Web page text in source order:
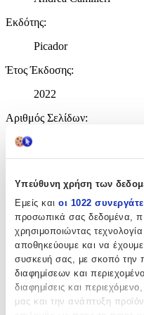
Υπεύθυνη χρήση των
Εμείς και οι 1022
προσωπικά σας δεδομένα,
χρησιμοποιώντας
αποθηκεύουμε και να
συσκευή σας, με σκοπό την
διαφημίσεων και
διαφημίσεις και
μας και την ανάπτυξη
Εκδότης:
Picador
Έτος Έκδοσης:
2022
Αριθμός Σελίδων:
2.2x13x19.7
cm
Χαρτί Εξωφύλλου
Paperback / softback
Γλώσσα:
Αγγλικά